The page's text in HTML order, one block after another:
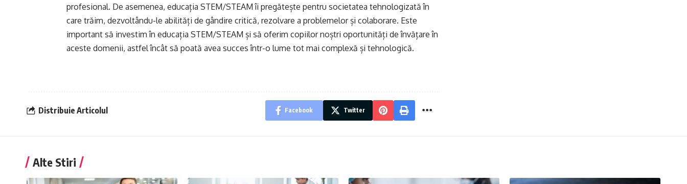
profesional. De asemenea, educația STEM/STEAM îi pregătește pentru societatea tehnologizată în
care trăim, dezvoltându-le abilități de gândire critică, rezolvare a problemelor și colaborare. Este
important să investim în educația STEM/STEAM și să oferim copiilor noștri oportunități de învățare în
aceste domenii, astfel încât să poată avea succes într-o lume tot mai complexă și tehnologică.
Distribuie Articolul Facebook Twitter
Alte Stiri